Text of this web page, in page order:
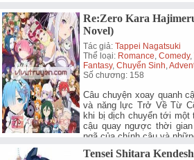
Re:Zero Kara
Novel)
Tác giả:Tappei Nagatsuki
Thể loại: Romance ,Comedy,
Fantasy,Chuyển Sinh ,
Số chương: 158
Câu chuyện xoay quanh
và năng lực Trở Về Từ
khi bị dịch chuyển tới một
cậu quay ngược thời
ngã của chính cậu và
Tensei Shitara